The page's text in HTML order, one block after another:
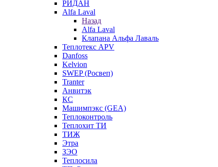
РИДАН
Alfa Laval
Назад
Alfa Laval
Клапана Альфа Лаваль
Теплотекс APV
Danfoss
Kelvion
SWEP (Росвеп)
Tranter
Анвитэк
КС
Машимпэкс (GEA)
Теплоконтроль
Теплохит ТИ
ТИЖ
Этра
ЗЭО
Теплосила